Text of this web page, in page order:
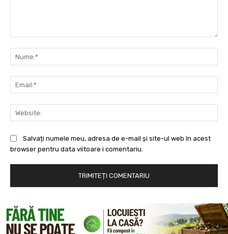
Salvați numele meu, adresa de e-mail și site-ul web în acest
browser pentru data viitoare i comentariu.